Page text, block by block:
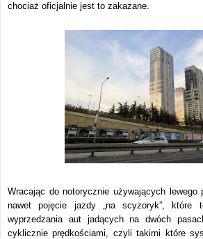
chociaż oficjalnie jest to zakazane.
Wracając do notorycznie używających
nawet pojęcie jazdy „na scyzoryk”, które
wyprzedzania aut jadących na dwóch
cyklicznie prędkościami, czyli takimi które